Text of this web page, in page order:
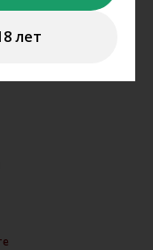
лет
из магазинов, из
свой заказ.